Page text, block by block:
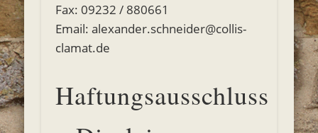
Fax: 09232 / 880661
Email: alexander.schneider@collis-
clamat.de
Haftungsausschluss